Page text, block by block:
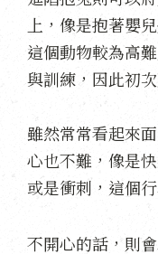
上，像是抱著嬰
這個動物較為高
與訓練，因此初
雖然常常看起來
心也不難，像是
或是衝刺，這個
不開心的話，則